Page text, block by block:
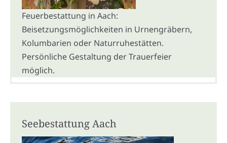
Feuerbestattung in Aach:
Beisetzungsmöglichkeiten in Urnengräbern,
Kolumbarien oder Naturruhestätten.
Persönliche Gestaltung der Trauerfeier
möglich.
Seebestattung Aach